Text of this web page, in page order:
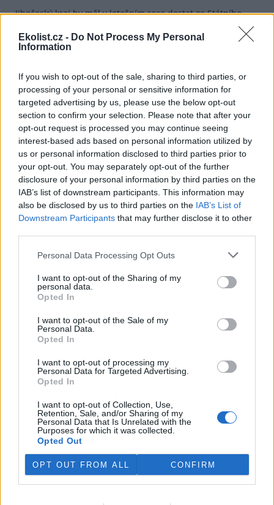
Ekolist.cz - Do Not Process My Personal
Information
If you wish to opt-out of the sale, sharing to third parties, or
processing of your personal or sensitive information for
targeted advertising by us, please use the below opt-out
section to confirm your selection. Please note that after your
opt-out request is processed you may continue seeing
interest-based ads based on personal information utilized by
us or personal information disclosed to third parties prior to
your opt-out. You may separately opt-out of the further
disclosure of your personal information by third parties on the
IAB’s list of downstream participants. This information may
also be disclosed by us to third parties on the IAB’s List of
Downstream Participants that may further disclose it to other
Personal Data Processing Opt Outs
I want to opt-out of the Sharing of my
personal data.
Opted In
I want to opt-out of the Sale of my
Personal Data.
Opted In
I want to opt-out of processing my
Personal Data for Targeted Advertising.
Opted In
I want to opt-out of Collection, Use,
Retention, Sale, and/or Sharing of my
Personal Data that Is Unrelated with the
Purposes for which it was collected.
Opted Out
OPT OUT FROM ALL CONFIRM
Jihočeský kraj by měl v letošním roce dostat ze Státního
fondu dopravní infrastruktury téměř 706 milionů korun. Z
této sumy je 542 milionů korun určeno na opravu a údržbu
silnic II. a III. třídy ve vlastnictví kraje. Rozpočet kraje pro
odpovídá výše výdajů.
reklama
tisknout poslat
Online diskuse
Redakce Ekolistu vítá čtenářské názory, komentáře a postřehy. Tím,
že zde publikujete svůj příspěvek, se ale zároveň zavazujete
dodržovatpravidla diskuse. V případě porušení si redakce
vyhrazuje právo smazat diskusní příspěvěk